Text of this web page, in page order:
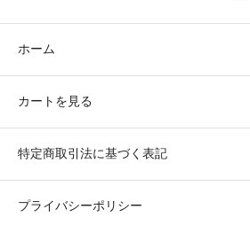
ホーム
カートを見る
特定商取引法に基づく表記
プライバシーポリシー